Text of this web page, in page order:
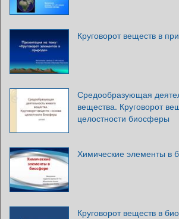
Круговорот веществ в
Средообразующая
вещества. Круговорот
целостности биосферы
Химические элементы в
Круговорот веществ в